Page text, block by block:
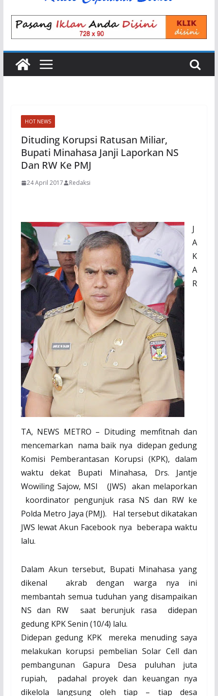
HOT NEWS
Dituding Korupsi Ratusan Miliar,
Bupati Minahasa Janji Laporkan NS
Dan RW Ke PMJ
24 April 2017 Redaksi
J
A
K
A
R
TA, NEWS METRO – Dituding memfitnah dan
mencemarkan nama baik nya didepan gedung
Komisi Pemberantasan Korupsi (KPK), dalam
waktu dekat Bupati Minahasa, Drs. Jantje
Wowiling Sajow, MSI
(JWS) akan melaporkan
koordinator pengunjuk rasa NS dan RW ke
Polda Metro Jaya (PMJ).
Hal tersebut dikatakan
JWS lewat Akun Facebook nya beberapa waktu
lalu.
Dalam Akun tersebut, Bupati Minahasa yang
dikenal
akrab dengan warga nya ini
membantah semua tuduhan yang disampaikan
NS dan RW
saat berunjuk rasa
didepan
gedung KPK Senin (10/4) lalu.
Didepan gedung KPK
mereka menuding saya
melakukan korupsi pembelian Solar Cell dan
pembangunan Gapura Desa puluhan juta
rupiah,
padahal proyek dan keuangan nya
dikelola langsung oleh tiap – tiap desa